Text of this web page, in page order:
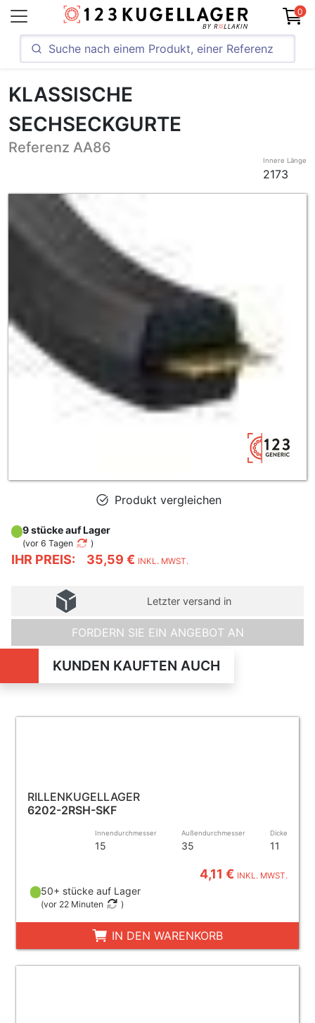
0
KLASSISCHE
SECHSECKGURTE
Referenz AA86
Innere Länge
2173
Produkt vergleichen
IHR PREIS: 35,59 € INKL. MWST.
9 stücke auf Lager
(vor 6 Tagen )
Letzter versand in
FORDERN SIE EIN ANGEBOT AN
KUNDEN KAUFTEN AUCH
RILLENKUGELLAGER
6202-2RSH-SKF
Innendurchmesser
15
Außendurchmesser
35
Dicke
11
4,11 € INKL. MWST.
50+ stücke auf Lager
(vor 22 Minuten )
IN DEN WARENKORB